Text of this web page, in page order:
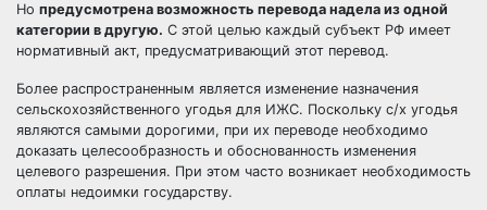
Но предусмотрена возможность перевода надела из одной
категории в другую. С этой целью каждый субъект РФ имеет
нормативный акт, предусматривающий этот перевод.
Более распространенным является изменение назначения
сельскохозяйственного угодья для ИЖС. Поскольку с/х угодья
являются самыми дорогими, при их переводе необходимо
доказать целесообразность и обоснованность изменения
целевого разрешения. При этом часто возникает необходимость
оплаты недоимки государству.